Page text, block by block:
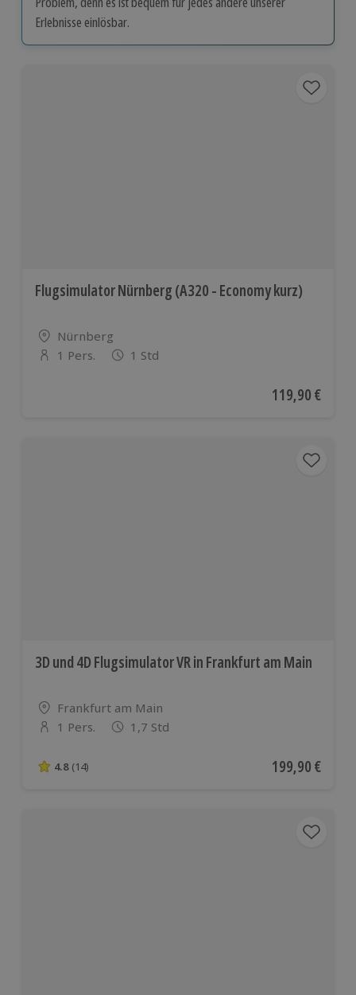
Erlebnisse einlösbar.
Flugsimulator Nürnberg (A320 - Economy kurz)
Standort
Nürnberg
Anzahl der Teilnehmer
1 Pers. 1 Std
Aktueller Preis
119,90 €
3D und 4D Flugsimulator VR in Frankfurt am Main
Standort
Frankfurt am Main
Anzahl der Teilnehmer
1 Pers. 1,7 Std
4.8 von 5 Sternen basierend auf 14 Bewertungen
4.8 (14) Aktueller Preis
199,90 €